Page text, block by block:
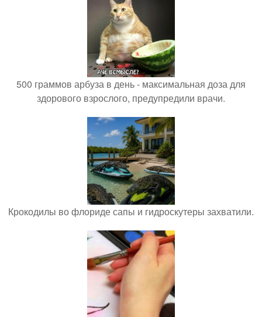
500 граммов арбуза в день - максимальная доза для
здорового взрослого, предупредили врачи.
Крокодилы во флориде сапы и гидроскутеры захватили.